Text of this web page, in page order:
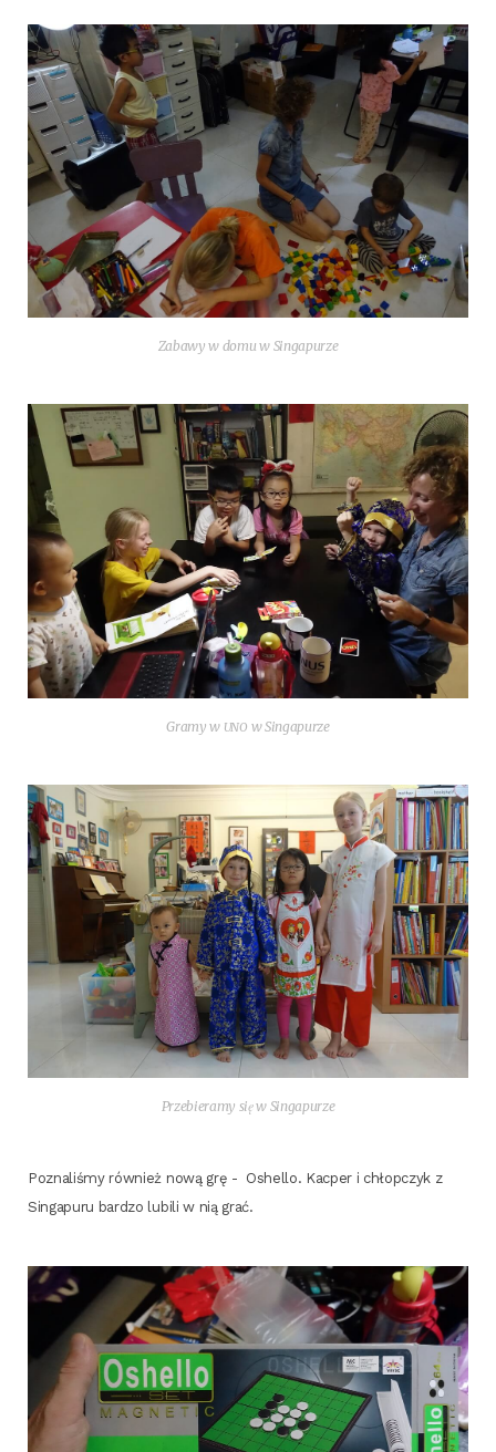
Zaba­wy w domu w Singapurze
Gra­my w UNO w Singapurze
Prze­bie­ra­my się w Singapurze
Pozna­li­śmy rów­nież nową grę - Oshel­lo. Kac­per i chłop­czyk z
Sin­ga­pu­ru bar­dzo lubi­li w nią grać.